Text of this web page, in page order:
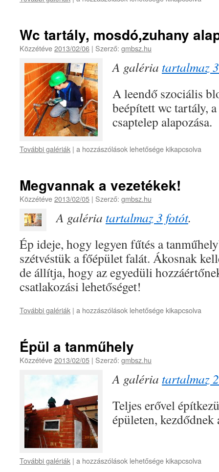
Wc tartály, mosdó,zuhany
Közzétéve2013/02/06 | Szerző: gmbsz.hu
A galéria tartalmaz
A leendő szociális
beépített wc tartály,
csaptelep alapozása.
További galériák | a hozzászólások lehetősége kikapcsolva
Megvannak a vezetékek!
Közzétéve2013/02/05 | Szerző: gmbsz.hu
A galéria tartalmaz 3 fotót.
Ép ideje, hogy legyen fűtés a
szétvéstük a főépület falát. Ákosnak
de állítja, hogy az egyedüli
csatlakozási lehetőséget!
További galériák | a hozzászólások lehetősége kikapcsolva
Épül a tanműhely
Közzétéve2013/02/05 | Szerző: gmbsz.hu
A galéria tartalmaz
Teljes erővel
épületen,
További galériák | a hozzászólások lehetősége kikapcsolva